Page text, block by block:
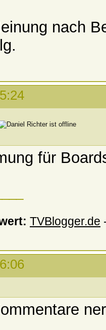
nach
für
TVBlogger.de